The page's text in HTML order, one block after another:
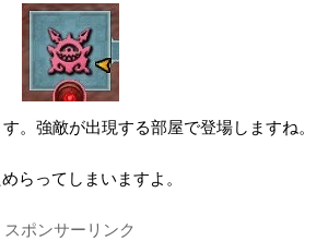
。強敵が出現する部屋で登場しますね。
らってしまいますよ。
スポンサーリンク